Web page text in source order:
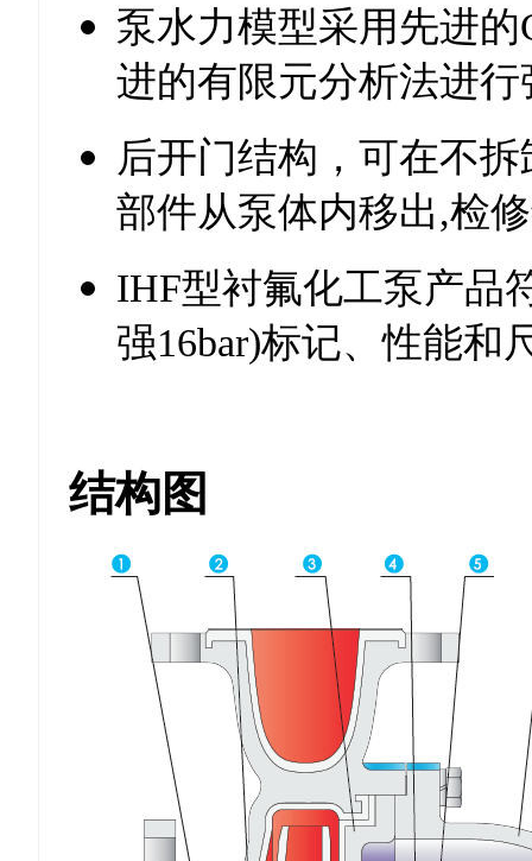
泵水力模型采用先进
进的有限元分析法进
后开门结构，可在不
部件从泵体内移出,检
IHF型衬氟化工泵产品
强16bar)标记、性能和
结构图